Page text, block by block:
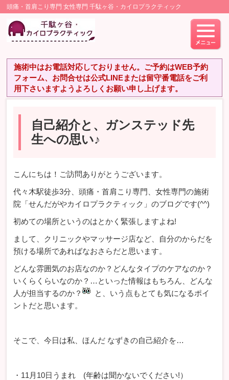
頭痛・首肩こり専門 女性専門 千駄ヶ谷・カイロプラクティック
施術中はお電話対応しておりません。ご予約はWEB予約
フォーム、お問合せは公式LINEまたは留守番電話をご利
用下さいますようよろしくお願い申し上げます。
自己紹介と、ガンステッド先
生への思い♪
こんにちは！ご訪問ありがとうございます。
代々木駅徒歩3分、頭痛・首肩こり専門、女性専門の施術
院「せんだがやカイロプラクティック」のブログです(^^)
初めての場所というのはとかく緊張しますよね!
まして、クリニックやマッサージ店など、自分のからだを
預ける場所であればなおさらだと思います。
どんな雰囲気のお店なのか？どんなタイプのケアなのか？
いくらくらいなのか？…といった情報はもちろん、どんな
人が担当するのか？
と、いう点もとても気になるポイ
ントだと思います。
そこで、今日は私、ほんだ なずきの自己紹介を…
・11月10日うまれ (年齢は聞かないでください!）